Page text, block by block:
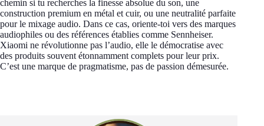
chemin si tu recherches la finesse absolue du son, une
construction premium en métal et cuir, ou une neutralité parfaite
pour le mixage audio. Dans ce cas, oriente-toi vers des marques
audiophiles ou des références établies comme Sennheiser.
Xiaomi ne révolutionne pas l’audio, elle le démocratise avec
des produits souvent étonnamment complets pour leur prix.
C’est une marque de pragmatisme, pas de passion démesurée.